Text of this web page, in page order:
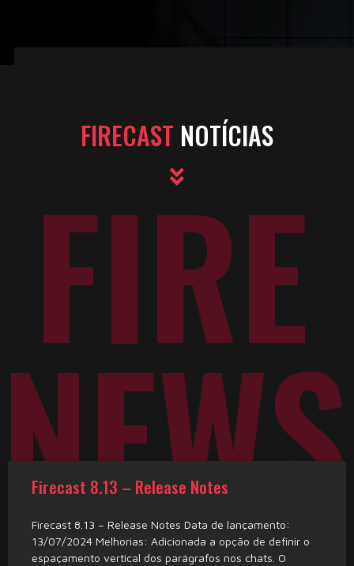
FIRECAST NOTÍCIAS
FIRE
NEWS
Firecast 8.13 – Release Notes
Firecast 8.13 – Release Notes Data de lançamento:
13/07/2024 Melhorias: Adicionada a opção de definir o
espaçamento vertical dos parágrafos nos chats. O